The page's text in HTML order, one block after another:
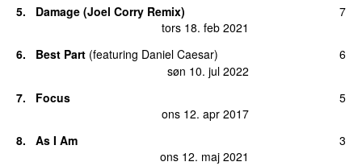
5.
Damage (Joel Corry Remix)
tors 18. feb 2021
7
6. Best Part (featuring Daniel Caesar)
søn 10. jul 2022
6
7.
Focus
ons 12. apr 2017
5
8.
As I Am
ons 12. maj 2021
3